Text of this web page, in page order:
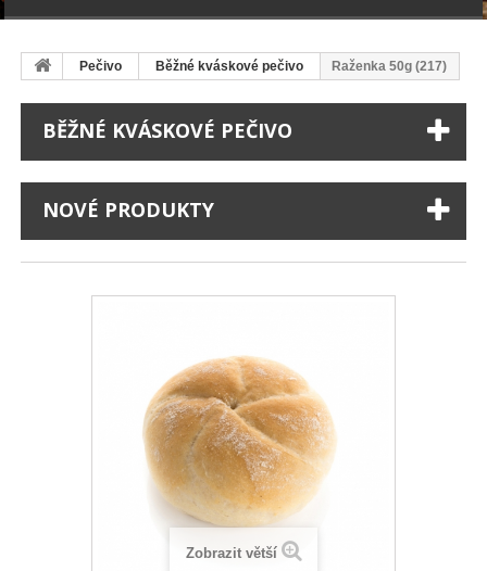
Pečivo Běžné kváskové pečivo Raženka 50g (217)
BĚŽNÉ KVÁSKOVÉ PEČIVO
NOVÉ PRODUKTY
Zobrazit větší